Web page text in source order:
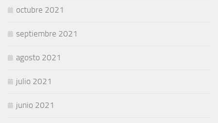
octubre 2021
septiembre 2021
agosto 2021
julio 2021
junio 2021